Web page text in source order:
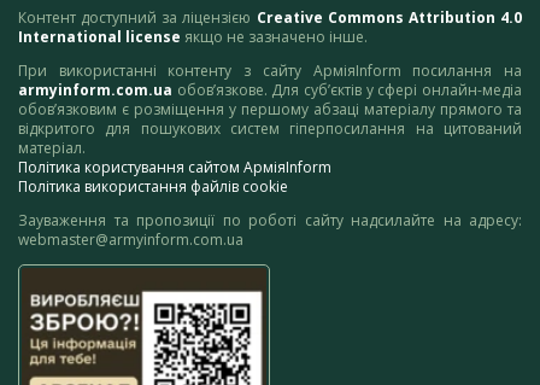
Контент доступний за ліцензією Creative Commons Attribution 4.0
International license якщо не зазначено інше.
При використанні контенту з сайту АрміяInform посилання на
armyinform.com.ua обов’язкове. Для суб’єктів у сфері онлайн-медіа
обов’язковим є розміщення у першому абзаці матеріалу прямого та
відкритого для пошукових систем гіперпосилання на цитований
матеріал.
Політика користування сайтом АрміяInform
Політика використання файлів cookie
Зауваження та пропозиції по роботі сайту надсилайте на адресу:
webmaster@armyinform.com.ua